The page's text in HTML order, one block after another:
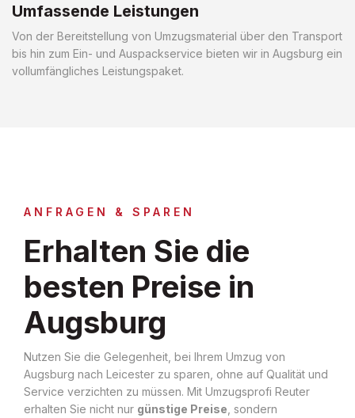
Umfassende Leistungen
Von der Bereitstellung von Umzugsmaterial über den Transport
bis hin zum Ein- und Auspackservice bieten wir in Augsburg ein
vollumfängliches Leistungspaket.
ANFRAGEN & SPAREN
Erhalten Sie die
besten Preise in
Augsburg
Nutzen Sie die Gelegenheit, bei Ihrem Umzug von
Augsburg nach Leicester zu sparen, ohne auf Qualität und
Service verzichten zu müssen. Mit Umzugsprofi Reuter
erhalten Sie nicht nur günstige Preise , sondern